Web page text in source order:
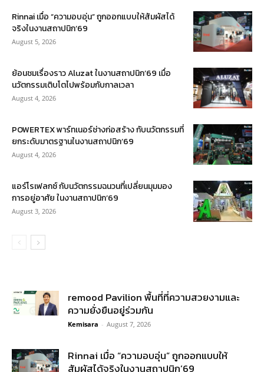
Rinnai เมื่อ “ความอบอุ่น” ถูกออกแบบให้สัมผัสได้
จริงในงานสถาปนิก’69
August 5, 2026
ย้อนชมเรื่องราว Aluzat ในงานสถาปนิก’69 เมื่อ
นวัตกรรมเติบโตไปพร้อมกับกาลเวลา
August 4, 2026
POWERTEX พาร์ทเนอร์ช่างก่อสร้าง กับนวัตกรรมที่
ยกระดับมาตรฐานในงานสถาปนิก’69
August 4, 2026
แอร์โรเฟลกซ์ กับนวัตกรรมฉนวนที่เปลี่ยนมุมมอง
การอยู่อาศัย ในงานสถาปนิก’69
August 3, 2026
remood Pavilion พื้นที่ที่ความสวยงามและ
ความยั่งยืนอยู่ร่วมกัน
Kemisara - August 7, 2026
Rinnai เมื่อ “ความอบอุ่น” ถูกออกแบบให้
สัมผัสได้จริงในงานสถาปนิก’69